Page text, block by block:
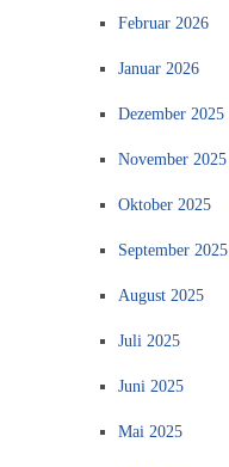
Februar 2026
Januar 2026
Dezember 2025
November 2025
Oktober 2025
September 2025
August 2025
Juli 2025
Juni 2025
Mai 2025